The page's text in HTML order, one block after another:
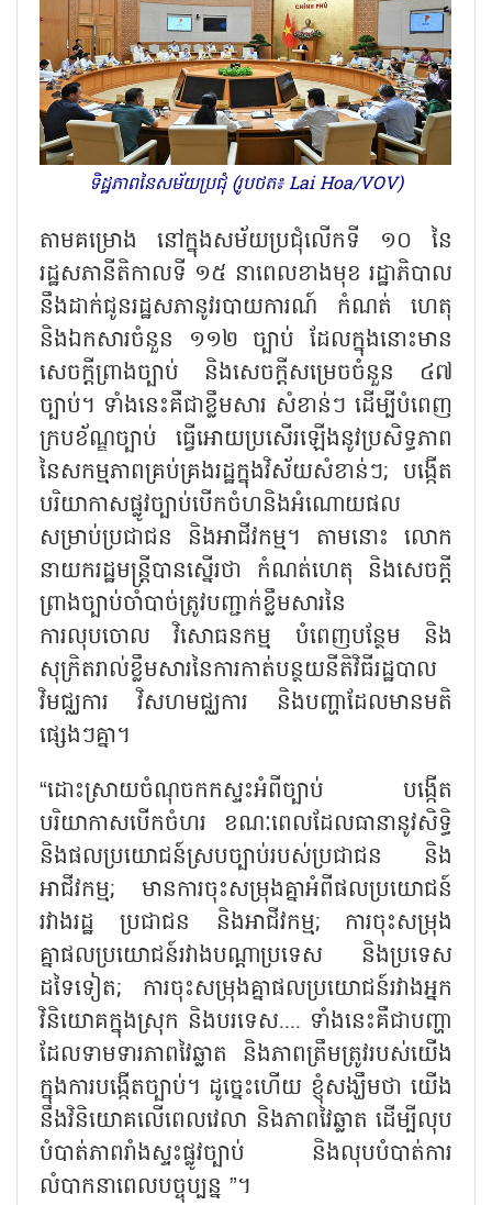
ទិដ្ឋភាពនៃសម័យប្រជុំ (រូបថត៖ Lai Hoa/VOV)
តាមគម្រោង នៅក្នុងសម័យប្រជុំលើកទី ១០ នៃ
រដ្ឋសភានីតិកាលទី ១៥ នាពេលខាងមុខ រដ្ឋាភិបាល
នឹងដាក់ជូនរដ្ឋសភានូវរបាយការណ៍ កំណត់ ហេតុ
និងឯកសារចំនួន ១១២ ច្បាប់ ដែលក្នុងនោះមាន
សេចក្តីព្រាងច្បាប់ និងសេចក្តីសម្រេចចំនួន ៤៧
ច្បាប់។ ទាំងនេះគឺជាខ្លឹមសារ សំខាន់ៗ ដើម្បីបំពេញ
ក្របខ័ណ្ឌច្បាប់ ធ្វើអោយប្រសើរឡើងនូវប្រសិទ្ធភាព
នៃសកម្មភាពគ្រប់គ្រងរដ្ឋក្នុងវិស័យសំខាន់ៗ; បង្កើត
បរិយាកាសផ្លូវច្បាប់បើកចំហនិងអំណោយផល
សម្រាប់ប្រជាជន និងអាជីវកម្ម។ តាមនោះ លោក
នាយករដ្ឋមន្ត្រីបានស្នើរថា កំណត់ហេតុ និងសេចក្តី
ព្រាងច្បាប់ចាំបាច់ត្រូវបញ្ជាក់ខ្លឹមសារនៃ
ការលុបចោល វិសោធនកម្ម បំពេញបន្ថែម និង
សុក្រិតរាល់ខ្លឹមសារនៃការកាត់បន្ថយនីតិវិធីរដ្ឋបាល
វិមជ្ឈការ វិសហមជ្ឈការ និងបញ្ហាដែលមានមតិ
ផ្សេងៗគ្នា។
“ដោះស្រាយចំណុចកកស្ទះអំពីច្បាប់ បង្កើត
បរិយាកាសបើកចំហរ ខណៈពេលដែលធានានូវសិទ្ធិ
និងផលប្រយោជន៍ស្របច្បាប់របស់ប្រជាជន និង
អាជីវកម្ម; មានការចុះសម្រុងគ្នាអំពីផលប្រយោជន៍
រវាងរដ្ឋ ប្រជាជន និងអាជីវកម្ម; ការចុះសម្រុង
គ្នាផលប្រយោជន៍រវាងបណ្តាប្រទេស និងប្រទេស
ដទៃទៀត; ការចុះសម្រុងគ្នាផលប្រយោជន៍រវាងអ្នក
វិនិយោគក្នុងស្រុក និងបរទេស.... ទាំងនេះគឺជាបញ្ហា
ដែលទាមទារភាពវៃឆ្លាត និងភាពត្រឹមត្រូវរបស់យើង
ក្នុងការបង្កើតច្បាប់។ ដូច្នេះហើយ ខ្ញុំសង្ឃឹមថា យើង
នឹងវិនិយោគលើពេលវេលា និងភាពវៃឆ្លាត ដើម្បីលុប
បំបាត់ភាពរាំងស្ទះផ្លូវច្បាប់ និងលុបបំបាត់ការ
លំបាកនាពេលបច្ចុប្បន្ន ”។